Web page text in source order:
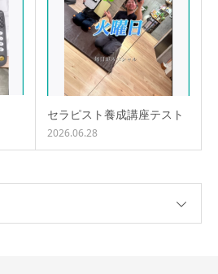
セラピスト養成講座テスト
2026.06.28